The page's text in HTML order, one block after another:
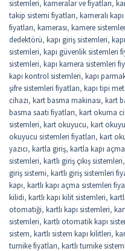
sistemleri, kameralar ve fiyatları,
takip sistemi fiyatları, kameralı
fiyatları, kamerası, kamere
dedektörü, kapı giriş sistemleri,
sistemleri, kapı güvenlik sistemleri
sistemleri, kapı kamera sistemleri
kapı kontrol sistemleri, kapı
şifre sistemleri fiyatları, kapı tipi
cihazı, kart basma makinası, kart
basma saati fiyatları, kart okuma
sistemleri, kart okuyucu, kart
okuyucu sistemleri fiyatları, kart
yazıcı, kartla giriş, kartla kapı açma
sistemleri, kartlı giriş çıkış sistemleri,
giriş sistemi, kartlı giriş sistemleri
kapı, kartlı kapı açma sistemleri
kilidi, kartlı kapı kilit sistemleri,
otomatiği, kartlı kapı sistemleri,
sistemleri, kartlı otomatik kapı
sistem, kartlı sistem kapı kilitleri,
turnike fiyatları, kartlı turnike